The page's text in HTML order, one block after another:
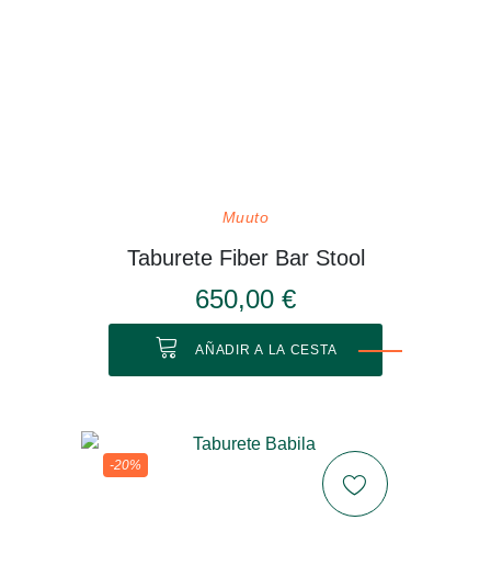
Muuto
Taburete Fiber Bar Stool
650,00 €
AÑADIR A LA CESTA
-20%